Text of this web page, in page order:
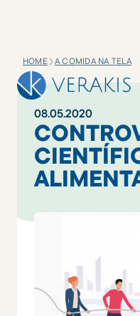
HOME A COMIDA NA TELA
08.05.2020